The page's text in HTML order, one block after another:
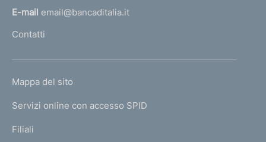
l
'
m
e
a
E-mail email@bancaditalia.it
Contatti
L
N
K
Mappa del sito
Servizi online con accesso SPID
Filiali